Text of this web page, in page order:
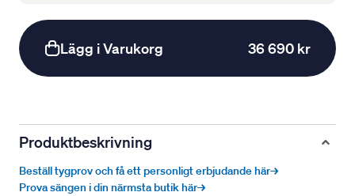
Lägg i Varukorg 36 690 kr
Produktbeskrivning
Beställ tygprov och få ett personligt erbjudande här→
Prova sängen i din närmsta butik här→